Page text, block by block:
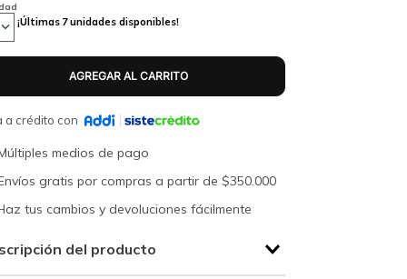
¡Últimas 7unidades disponibles!
a crédito con
medios de pago
gratis por compras a partir de $350.000
tus cambios y devoluciones fácilmente
del producto